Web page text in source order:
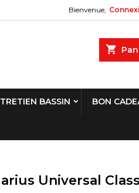
Bienvenue,
shopping_cart
BASSIN BON
Universal